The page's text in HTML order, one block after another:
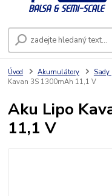
Úvod Akumulátory
Kavan 3S 1300mAh 11,1 V
Aku Lipo
11,1 V